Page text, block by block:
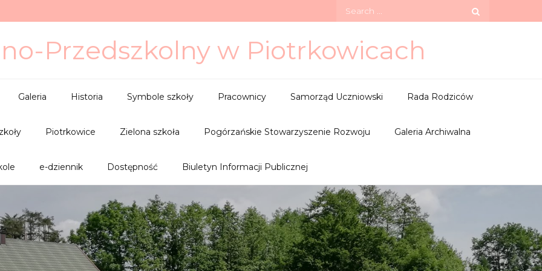
Search
for:
Przedszkolny w Piotrkowicach
Galeria Historia Symbole szkoły Pracownicy Samorząd Uczniowski Rada Rodziców
Piotrkowice Zielona szkoła Pogórzańskie Stowarzyszenie Rozwoju Galeria Archiwalna
e-dziennik Dostępność Biuletyn Informacji Publicznej